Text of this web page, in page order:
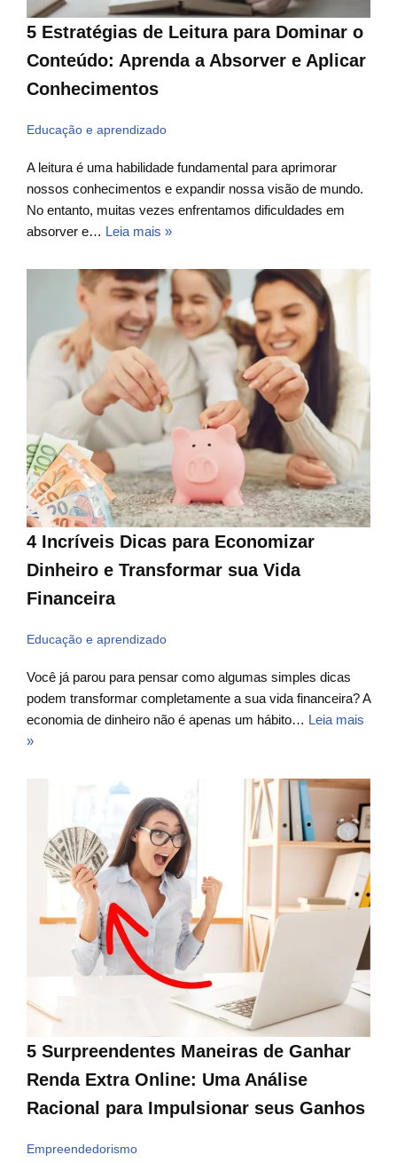
5 Estratégias de Leitura para Dominar o
Conteúdo: Aprenda a Absorver e Aplicar
Conhecimentos
Educação e aprendizado
A leitura é uma habilidade fundamental para aprimorar
nossos conhecimentos e expandir nossa visão de mundo.
No entanto, muitas vezes enfrentamos dificuldades em
absorver e… Leia mais »
4 Incríveis Dicas para Economizar
Dinheiro e Transformar sua Vida
Financeira
Educação e aprendizado
Você já parou para pensar como algumas simples dicas
podem transformar completamente a sua vida financeira? A
economia de dinheiro não é apenas um hábito… Leia mais
»
5 Surpreendentes Maneiras de Ganhar
Renda Extra Online: Uma Análise
Racional para Impulsionar seus Ganhos
Empreendedorismo